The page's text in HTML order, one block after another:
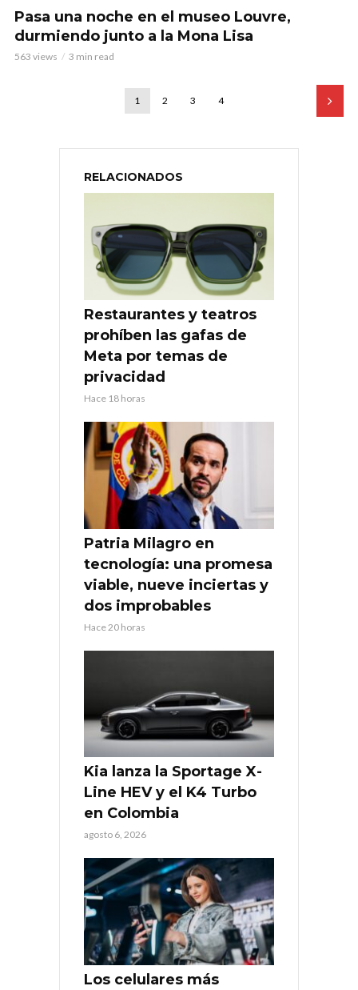
Pasa una noche en el museo Louvre,
durmiendo junto a la Mona Lisa
563 views 3 min read
1 2 3 4
RELACIONADOS
Restaurantes y teatros
prohíben las gafas de
Meta por temas de
privacidad
Hace 18 horas
Patria Milagro en
tecnología: una promesa
viable, nueve inciertas y
dos improbables
Hace 20 horas
Kia lanza la Sportage X-
Line HEV y el K4 Turbo
en Colombia
agosto 6, 2026
Los celulares más